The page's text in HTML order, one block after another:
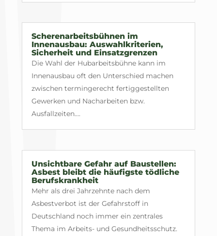
Scherenarbeitsbühnen im
Innenausbau: Auswahlkriterien,
Sicherheit und Einsatzgrenzen
Die Wahl der Hubarbeitsbühne kann im
Innenausbau oft den Unterschied machen
zwischen termingerecht fertiggestellten
Gewerken und Nacharbeiten bzw.
Ausfallzeiten....
Unsichtbare Gefahr auf Baustellen:
Asbest bleibt die häufigste tödliche
Berufskrankheit
Mehr als drei Jahrzehnte nach dem
Asbestverbot ist der Gefahrstoff in
Deutschland noch immer ein zentrales
Thema im Arbeits- und Gesundheitsschutz.